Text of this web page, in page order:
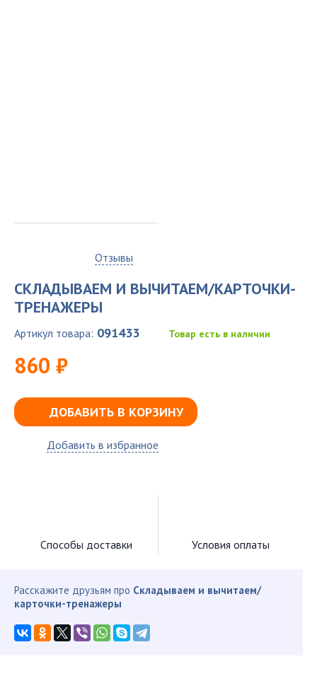
Отзывы
СКЛАДЫВАЕМ И ВЫЧИТАЕМ/КАРТОЧКИ-
ТРЕНАЖЕРЫ
Артикул товара: 091433 Товар есть в наличии
860 ₽
ДОБАВИТЬ В КОРЗИНУ
Добавить в избранное
Способы доставки Условия оплаты
Расскажите друзьям про Складываем и вычитаем/
карточки-тренажеры